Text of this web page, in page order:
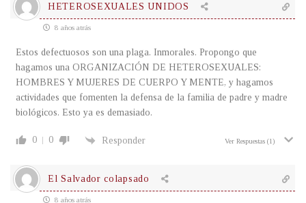
HETEROSEXUALES UNIDOS
8 años atrás
Estos defectuosos son una plaga. Inmorales. Propongo que
hagamos una ORGANIZACIÓN DE HETEROSEXUALES:
HOMBRES Y MUJERES DE CUERPO Y MENTE, y hagamos
actividades que fomenten la defensa de la familia de padre y madre
biológicos. Esto ya es demasiado.
0 0 Responder Ver Respuestas (1)
El Salvador colapsado
8 años atrás